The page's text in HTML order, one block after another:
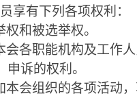
享有下列各项权利：
权和被选举权。
会各职能机构及工作
诉的权利。
本会组织的各项活动